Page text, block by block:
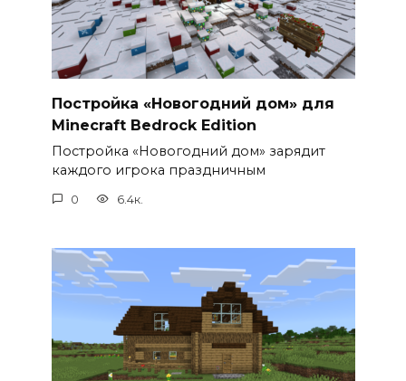
Постройка «Новогодний дом» для
Minecraft Bedrock Edition
Постройка «Новогодний дом» зарядит
каждого игрока праздничным
0 6.4к.